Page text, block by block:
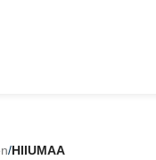
/HIIUMAA